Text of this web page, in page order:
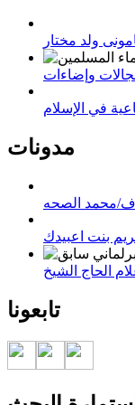
ولد مختار
وإضاءات
مدونات
محمد الصحه
بنت اعبيدك
الحاج الشيخ
تابعونا